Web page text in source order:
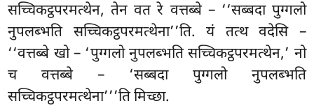
सच्चिकट्ठपरमत्थेन, तेन वत रे वत्तब्बे – ‘‘सब्बदा पुग्गलो
नुपलब्भति सच्चिकट्ठपरमत्थेना’’ति. यं तत्थ वदेसि –
‘‘वत्तब्बे खो – ‘पुग्गलो नुपलब्भति सच्चिकट्ठपरमत्थेन,’ नो
च वत्तब्बे – ‘सब्बदा पुग्गलो नुपलब्भति
सच्चिकट्ठपरमत्थेना’’’ति मिच्छा.